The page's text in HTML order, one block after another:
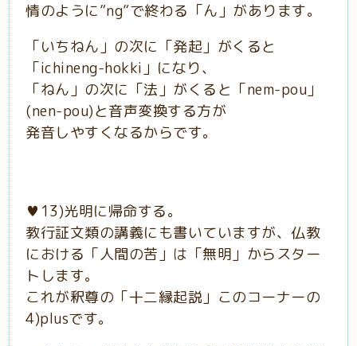
情のように”ng”で終わる「ん」があります。
「いちねん」の次に「発起」がくると
「ichineng-hokki」になり、
「ねん」の次に「法」がくると「nem-pou」
(nen-pou)と音声変換する方が
発音しやすくなるからです。
♥️13)光明に帰命する。
教行証文類の講義にも書いていますが、仏教
における「人間の苦」は「無明」からスター
トします。
これが釈尊の「十二縁起説」このコーナーの
4)plusです。